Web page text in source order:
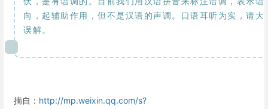
向，起辅助作用，但不是汉语的声调。口语耳听为实，请大
误解。
摘自： http://mp.weixin.qq.com/s?